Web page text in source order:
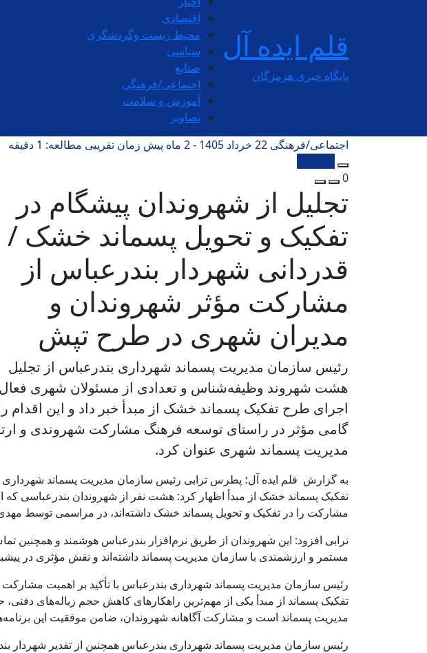
قلم ایده آل
پایگاه خبری هرمزگان
اقتصادی
محیط زیست وگردشگری
سیاسی
صنایع
اجتماعی/فرهنگی
آموزش و سلامت
تصاویر
اجتماعی/فرهنگی 22 خرداد 1405 - 2 ماه پیش
زمان تقریبی مطالعه: 1 دقیقه
0
تجلیل از شهروندان پیشگام در
تفکیک و تحویل پسماند خشک /
قدردانی شهردار بندرعباس از
مشارکت مؤثر شهروندان و
مدیران شهری در طرح تپش
رئیس سازمان مدیریت پسماند شهرداری بندرعباس از تجلیل
هشت شهروند وظیفه‌شناس و تعدادی از مسئولان شهری فعال
اجرای طرح تفکیک پسماند خشک از مبدأ خبر داد و این اقدام
گامی مؤثر در راستای توسعه فرهنگ مشارکت شهروندی و
مدیریت پسماند شهری عنوان کرد.
به گزارش قلم ایده آل؛ پطرس ترابی رئیس سازمان مدیریت پسماند شهرداری
تفکیک پسماند خشک از مبدأ اظهار کرد: هشت نفر از شهروندان بندرعباسی که
مشارکت را در تفکیک و تحویل پسماند خشک داشته‌اند، در مراسمی توسط مهدی
مستمر و ارزشمندی با سازمان مدیریت پسماند داشته‌اند و نقش مؤثری در
رئیس سازمان مدیریت پسماند شهرداری بندرعباس با تأکید بر اهمیت
تفکیک پسماند از مبدأ یکی از مهم‌ترین راهکارهای کاهش حجم زباله‌های
مدیریت پسماند است و مشارکت آگاهانه شهروندان، ضامن موفقیت این
رئیس سازمان مدیریت پسماند شهرداری بندرعباس همچنین از تقدیر شهردار